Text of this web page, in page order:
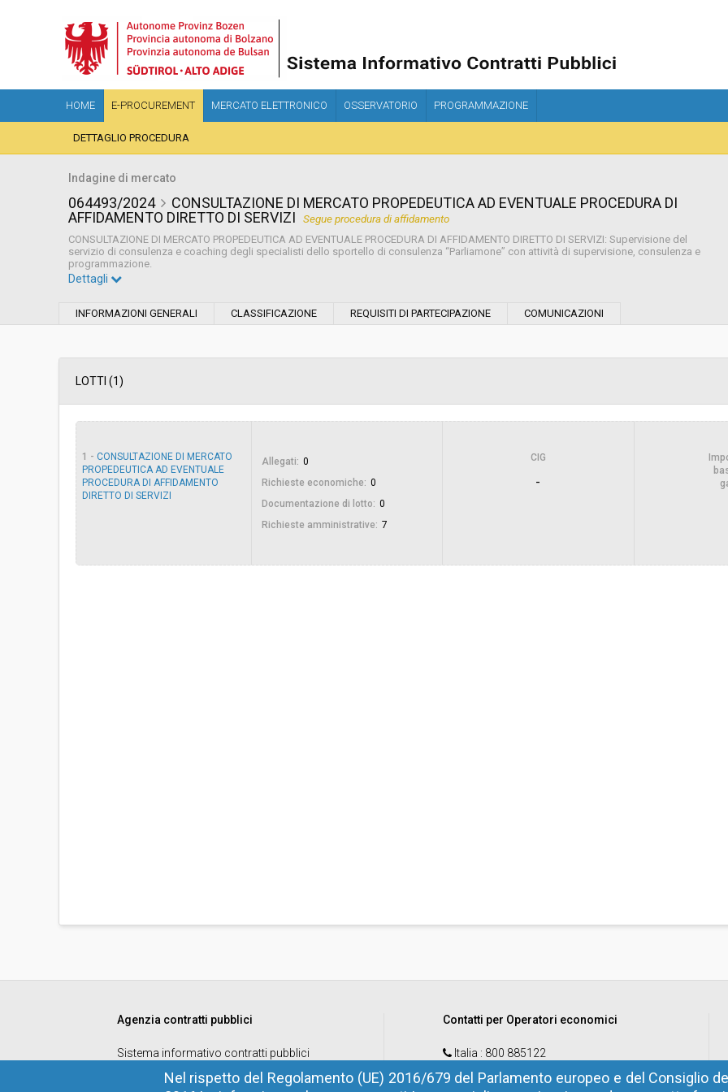
HOME E-PROCUREMENT MERCATO ELETTRONICO OSSERVATORIO PROGRAMMAZIONE
DETTAGLIO PROCEDURA
Indagine di mercato
064493/2024
CONSULTAZIONE DI MERCATO PROPEDEUTICA AD EVENTUALE PROCEDURA DI
AFFIDAMENTO DIRETTO DI SERVIZI
Segue procedura di affidamento
CONSULTAZIONE DI MERCATO PROPEDEUTICA AD EVENTUALE PROCEDURA DI AFFIDAMENTO DIRETTO DI SERVIZI: Supervisione del
servizio di consulenza e coaching degli specialisti dello sportello di consulenza “Parliamone” con attività di supervisione, consulenza e
programmazione.
ribasso:
Costi di sicurezza non soggetti a
ribasso:
-
Clicca qui
Dettagli
INFORMAZIONI GENERALI CLASSIFICAZIONE REQUISITI DI PARTECIPAZIONE COMUNICAZIONI
LOTTI (1)
1 -CONSULTAZIONE DI MERCATO
PROPEDEUTICA AD EVENTUALE
PROCEDURA DI AFFIDAMENTO
DIRETTO DI SERVIZI
Allegati: 0
Richieste economiche: 0
Documentazione di lotto: 0
Richieste amministrative: 7
CIG
-
Agenzia contratti pubblici
Sistema informativo contratti pubblici
Codice fiscale : 94116410211
Contatti per Operatori economici
Italia : 800 885122
Estero : +39 0472 973830
Nel rispetto del Regolamento (UE) 2016/679 del Parlamento europeo e del Consiglio